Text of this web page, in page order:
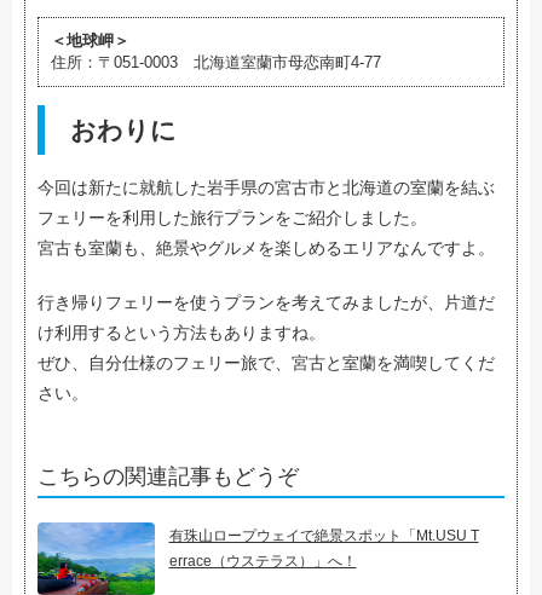
＜地球岬＞
住所：〒051-0003 北海道室蘭市母恋南町4-77
おわりに
今回は新たに就航した岩手県の宮古市と北海道の室蘭を結ぶ
フェリーを利用した旅行プランをご紹介しました。
宮古も室蘭も、絶景やグルメを楽しめるエリアなんですよ。
行き帰りフェリーを使うプランを考えてみましたが、片道だ
け利用するという方法もありますね。
ぜひ、自分仕様のフェリー旅で、宮古と室蘭を満喫してくだ
さい。
こちらの関連記事もどうぞ
有珠山ロープウェイで絶景スポット「Mt.USU T
errace（ウステラス）」へ！